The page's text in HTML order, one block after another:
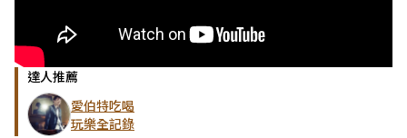
達人推薦
愛伯特吃喝
玩樂全記錄